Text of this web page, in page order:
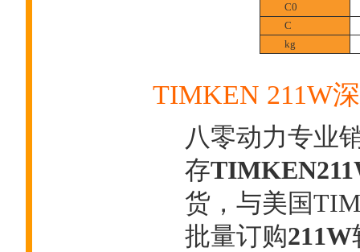
C0
C
kg
TIMKEN 211W
八零动力专业
存
货，与美国
批量订购211W